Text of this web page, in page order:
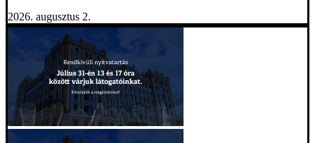
2026. augusztus 2.